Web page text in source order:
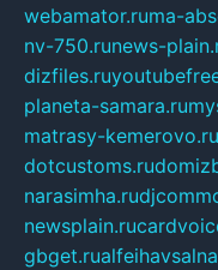
webamator.ruma-
nv-750.runews-
dizfiles.ru
planeta-samara.ru
matrasy-kemerovo.ru
dotcustoms.ru
narasimha.ru
newsplain.ru
gbget.ru